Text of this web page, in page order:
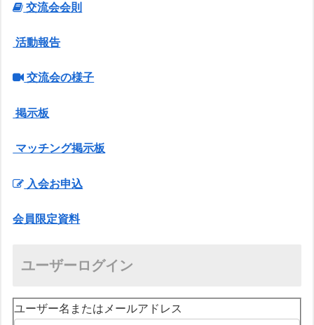
交流会会則
活動報告
交流会の様子
掲示板
マッチング掲示板
入会お申込
会員限定資料
ユーザーログイン
ユーザー名またはメールアドレス